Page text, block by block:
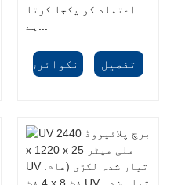
اعتماد کو یکجا کرتا
انکوائری تفصیل